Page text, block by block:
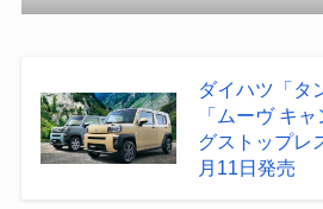
ダイハツ「タ
「ムーヴ キ
グストップレ
月11日発売